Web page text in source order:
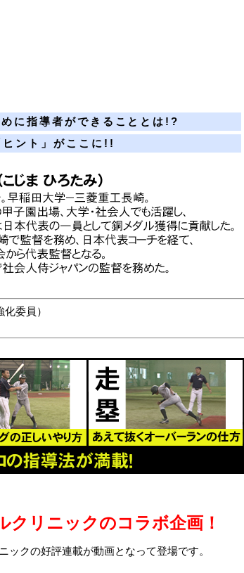
に指導者ができることとは!?
ント」がここに!!
委員）
リニックのコラボ企画！
クの好評連載が動画となって登場です。